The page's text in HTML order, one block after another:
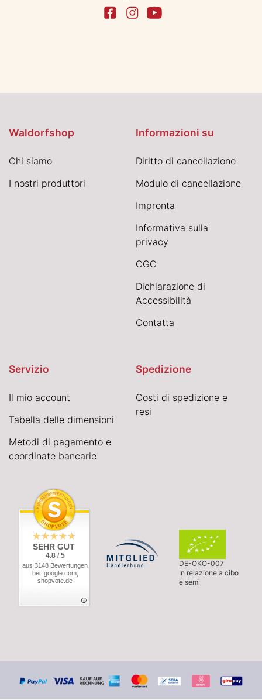
Waldorfshop
Chi siamo
I nostri produttori
Informazioni su
Diritto di cancellazione
Modulo di cancellazione
Impronta
Informativa sulla
privacy
CGC
Dichiarazione di
Accessibilità
Contatta
Servizio
Il mio account
Tabella delle dimensioni
Metodi di pagamento e
coordinate bancarie
Spedizione
Costi di spedizione e
resi
SEHR GUT
4.8 / 5
aus 3148 Bewertungen
bei: google.com,
shopvote.de
DE-ÖKO-007
In relazione a cibo
e semi